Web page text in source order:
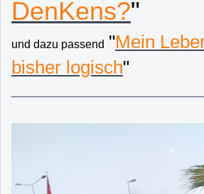
DenKens?"
und dazu passend "Mein
bisher logisch"